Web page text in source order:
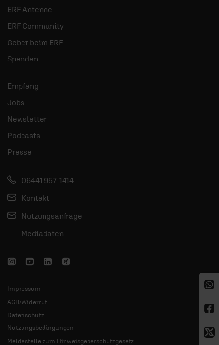
ERF Antenne
ERF Community
Gebet beim ERF
Spenden
Empfang
Jobs
Newsletter
Podcasts
Presse
06441 957-1414
Kontakt
Nutzungsanfrage
Mediadaten
Impressum
AGB/Widerruf
Datenschutz
Nutzungsbedingungen
Meldestelle zum Hinweisgeberschutzgesetz